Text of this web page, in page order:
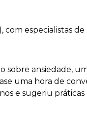
especialistas de
sobre ansiedade,
uma hora de
e sugeriu